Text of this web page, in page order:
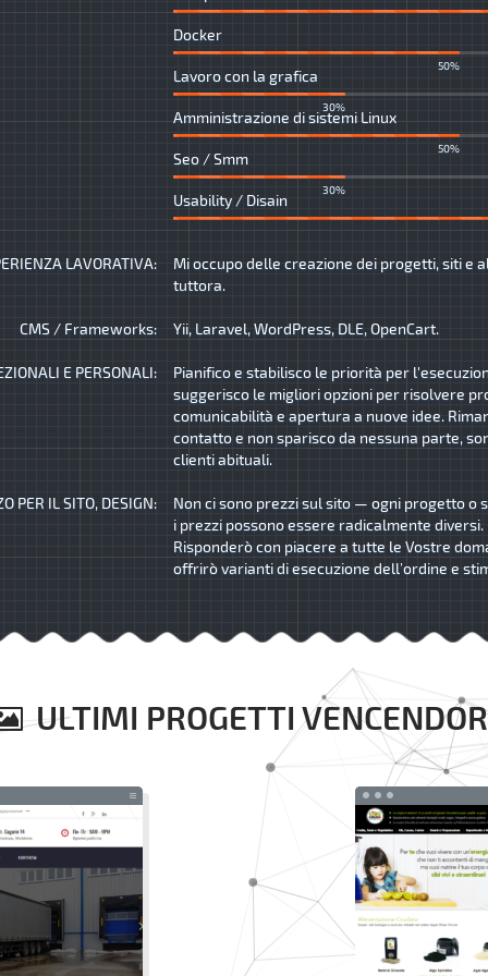
Docker
50%
Lavoro con la grafica
30%
Amministrazione di sistemi Linux
50%
Seo / Smm
30%
Usability / Disain
LAVORATIVA:
Mi occupo delle creazione dei progetti, siti e
tuttora.
CMS / Frameworks: Yii, Laravel, WordPress, DLE, OpenCart.
E PERSONALI:
Pianifico e stabilisco le priorità per
suggerisco le migliori opzioni per risolvere
comunicabilità e apertura a nuove idee.
contatto e non sparisco da nessuna parte,
clienti abituali.
PER IL SITO, DESIGN:
Non ci sono prezzi sul sito — ogni progetto o
i prezzi possono essere radicalmente diversi.
Risponderò con piacere a tutte le Vostre
offrirò varianti di esecuzione dell’ordine e
ULTIMI PROGETTI VENCENDOR